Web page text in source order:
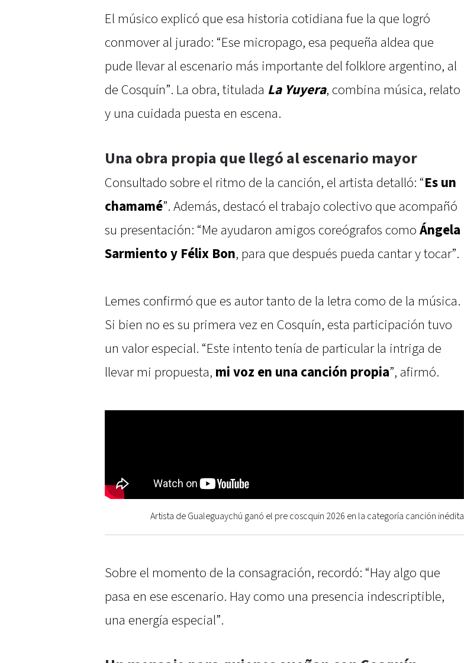
El músico explicó que esa historia cotidiana fue la que logró
conmover al jurado: “Ese micropago, esa pequeña aldea que
pude llevar al escenario más importante del folklore argentino, al
de Cosquín”. La obra, titulada La Yuyera, combina música, relato
y una cuidada puesta en escena.
Una obra propia que llegó al escenario mayor
Consultado sobre el ritmo de la canción, el artista detalló: “Es un
chamamé”. Además, destacó el trabajo colectivo que acompañó
su presentación: “Me ayudaron amigos coreógrafos como Ángela
Sarmiento y Félix Bon, para que después pueda cantar y tocar”.
Lemes confirmó que es autor tanto de la letra como de la música.
Si bien no es su primera vez en Cosquín, esta participación tuvo
un valor especial. “Este intento tenía de particular la intriga de
llevar mi propuesta, mi voz en una canción propia”, afirmó.
Artista de Gualeguaychú ganó el pre coscquin 2026 en la categoría canción inédita
Sobre el momento de la consagración, recordó: “Hay algo que
pasa en ese escenario. Hay como una presencia indescriptible,
una energía especial”.